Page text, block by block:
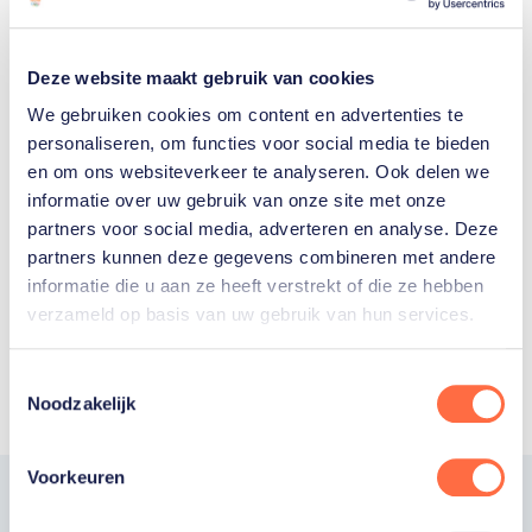
Deze website maakt gebruik van cookies
We gebruiken cookies om content en advertenties te
personaliseren, om functies voor social media te bieden
en om ons websiteverkeer te analyseren. Ook delen we
informatie over uw gebruik van onze site met onze
partners voor social media, adverteren en analyse. Deze
partners kunnen deze gegevens combineren met andere
informatie die u aan ze heeft verstrekt of die ze hebben
verzameld op basis van uw gebruik van hun services.
Noodzakelijk
Voorkeuren
Lees artikel
Toon alle